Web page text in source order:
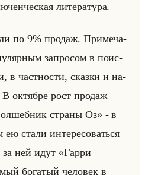
ли­те­ра­ту­ра.
по 9% про­даж. При­ме­ча­
за­про­сом в по­ис­
в част­но­сти, сказ­ки и на­
ок­тяб­ре рост про­даж
страны Оз» - в
ею стали ин­те­ре­со­ваться
ней идут «Гарри
богатый человек в